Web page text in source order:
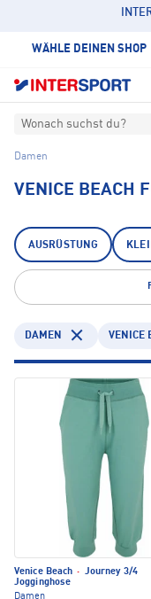
WÄHLE DEINEN SHOP
Wonach suchst du?
Damen
VENICE BEACH
AUSRÜSTUNG
DAMEN VENICE
Venice Beach · Journey 3/4
Jogginghose
Damen